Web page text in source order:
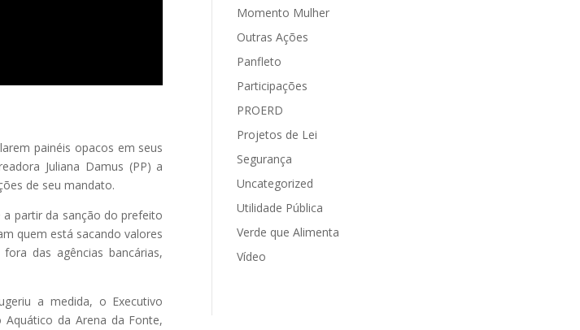
painéis opacos em seus
Juliana Damus (PP) a
de seu mandato.
partir da sanção do prefeito
quem está sacando valores
das agências bancárias,
a medida, o Executivo
da Arena da Fonte,
Momento Mulher
Outras Ações
Panfleto
Participações
PROERD
Projetos de Lei
Segurança
Uncategorized
Utilidade Pública
Verde que Alimenta
Vídeo